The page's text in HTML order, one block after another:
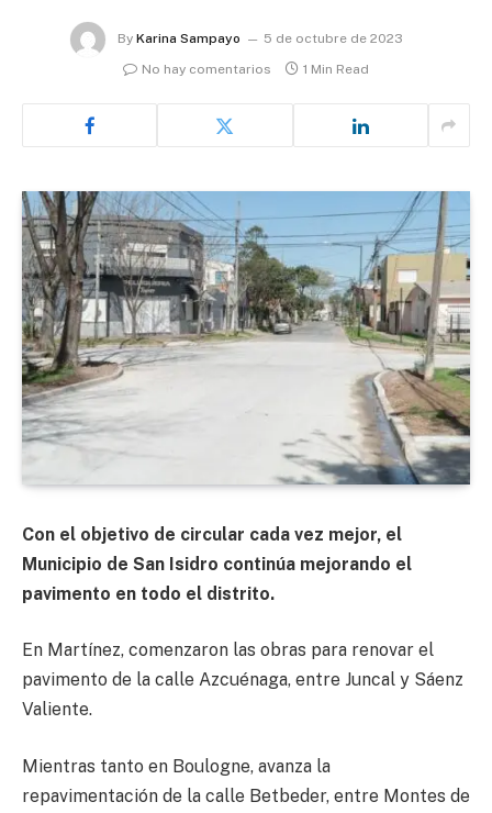
By Karina Sampayo
5 de octubre de 2023
No hay comentarios
1 Min Read
Con el objetivo de circular cada vez mejor, el
Municipio de San Isidro continúa mejorando el
pavimento en todo el distrito.
En Martínez, comenzaron las obras para renovar el
pavimento de la calle Azcuénaga, entre Juncal y Sáenz
Valiente.
Mientras tanto en Boulogne, avanza la
repavimentación de la calle Betbeder, entre Montes de